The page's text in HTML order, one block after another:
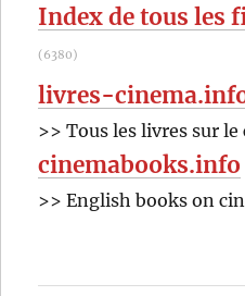
Index de tous les
(6380)
livres-
>> Tous les livres sur le
cinemabooks.info
>> English books on